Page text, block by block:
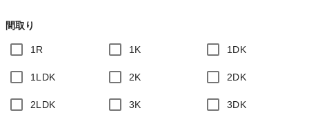
間取り
1R 1K 1DK
1LDK 2K 2DK
2LDK 3K 3DK